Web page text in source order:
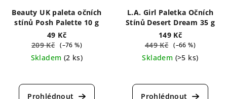
Beauty UK paleta očních
stínů Posh Palette 10 g
49 Kč
209 Kč (–76 %)
Skladem (2 ks)
hodnocení
produktu
L.A. Girl Paletka Očních
Stínů Desert Dream 35 g
149 Kč
449 Kč (–66 %)
Skladem (>5 ks)
hodnocení
produktu